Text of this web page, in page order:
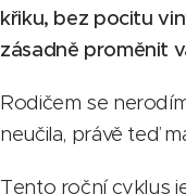
křiku, bez pocitu
zásadně proměnit
Rodičem se
neučila, právě teď
Tento roční cyklus